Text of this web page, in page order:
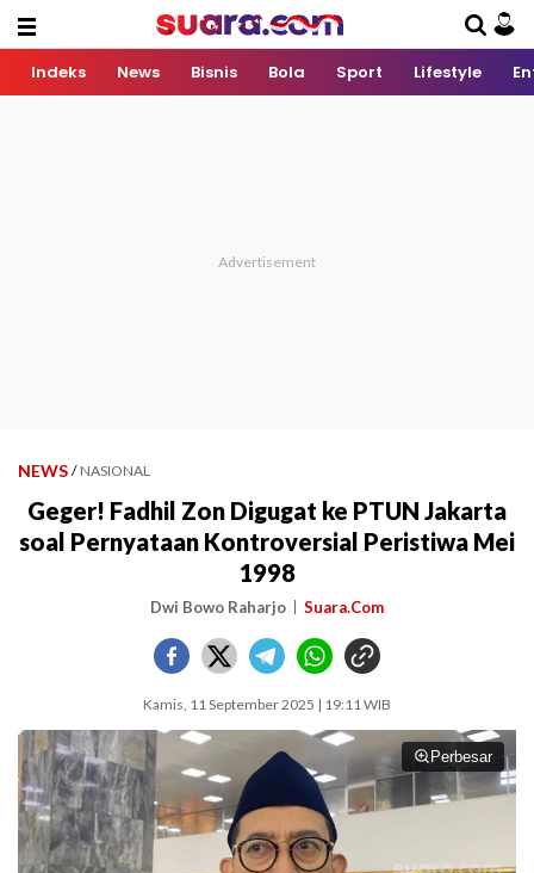
Indeks News Bisnis Bola Sport Lifestyle
NEWS / NASIONAL
Geger! Fadhil Zon Digugat ke PTUN Jakarta
soal Pernyataan Kontroversial Peristiwa Mei
1998
Dwi Bowo Raharjo Suara.Com
Kamis, 11 September 2025 | 19:11 WIB
Perbesar